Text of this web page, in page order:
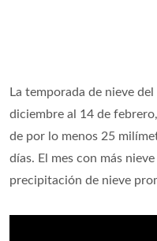
La temporada de nieve del
diciembre al 14 de
de por lo menos 25
días. El mes con más nieve
precipitación de nieve